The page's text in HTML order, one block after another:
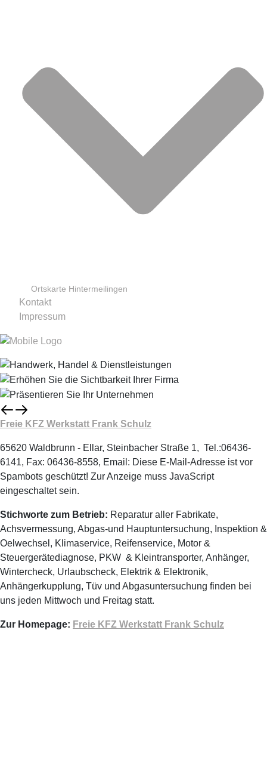
Ortskarte Hintermeilingen
Kontakt
Impressum
Freie KFZ Werkstatt Frank Schulz
65620 Waldbrunn - Ellar, Steinbacher Straße 1, Tel.:06436-
6141, Fax: 06436-8558, Email: Diese E-Mail-Adresse ist vor
Spambots geschützt! Zur Anzeige muss JavaScript
eingeschaltet sein.
Stichworte zum Betrieb: Reparatur aller Fabrikate,
Achsvermessung, Abgas-und Hauptuntersuchung, Inspektion &
Oelwechsel, Klimaservice, Reifenservice, Motor &
Steuergerätediagnose, PKW & Kleintransporter, Anhänger,
Wintercheck, Urlaubscheck, Elektrik & Elektronik,
Anhängerkupplung, Tüv und Abgasuntersuchung finden bei
uns jeden Mittwoch und Freitag statt.
Zur Homepage: Freie KFZ Werkstatt Frank Schulz